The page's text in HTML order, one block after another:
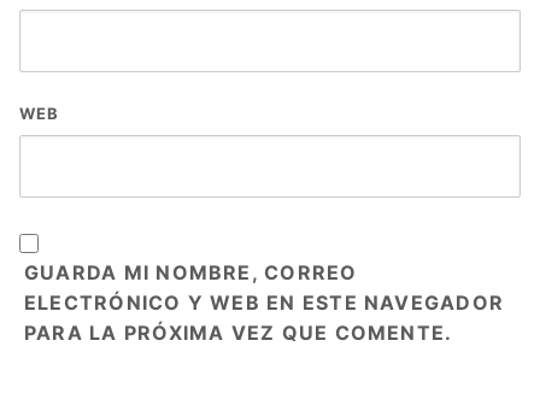
WEB
GUARDA MI NOMBRE, CORREO
ELECTRÓNICO Y WEB EN ESTE NAVEGADOR
PARA LA PRÓXIMA VEZ QUE COMENTE.